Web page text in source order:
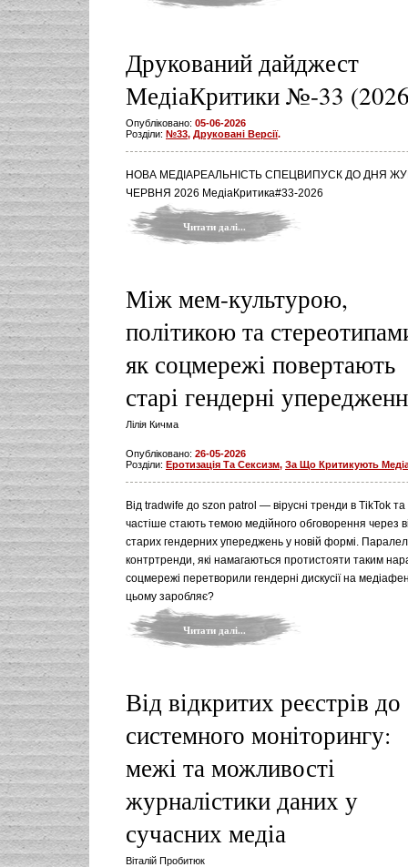
Друкований дайджест
МедіаКритики №-33
Опубліковано: 05-06-2026
Розділи: №33, Друковані Версії.
НОВА МЕДІАРЕАЛЬНІСТЬ СПЕЦВИПУСК ДО ДНЯ
ЧЕРВНЯ 2026 МедіаКритика#33-2026
Читати далі...
Між мем-культурою,
політикою та
як соцмережі повертають
старі гендерні
Лілія Кичма
Опубліковано: 26-05-2026
Розділи: Еротизація Та Сексизм, За Що Критикують
Від tradwife до szon patrol — вірусні тренди в TikTok
частіше стають темою медійного обговорення через
старих гендерних упереджень у новій формі.
контртренди, які намагаються протистояти таким
соцмережі перетворили гендерні дискусії на
цьому заробляє?
Читати далі...
Від відкритих реєстрів до
системного моніторингу:
межі та можливості
журналістики даних у
сучасних медіа
Віталій Пробитюк